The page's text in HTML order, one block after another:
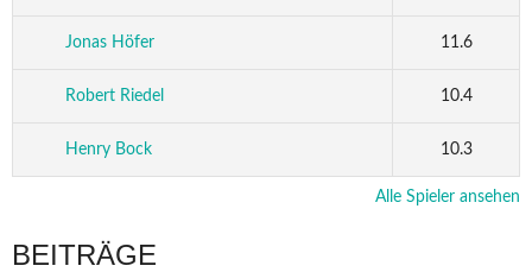
Jonas Höfer 11.6
Robert Riedel 10.4
Henry Bock 10.3
Alle Spieler ansehen
BEITRÄGE